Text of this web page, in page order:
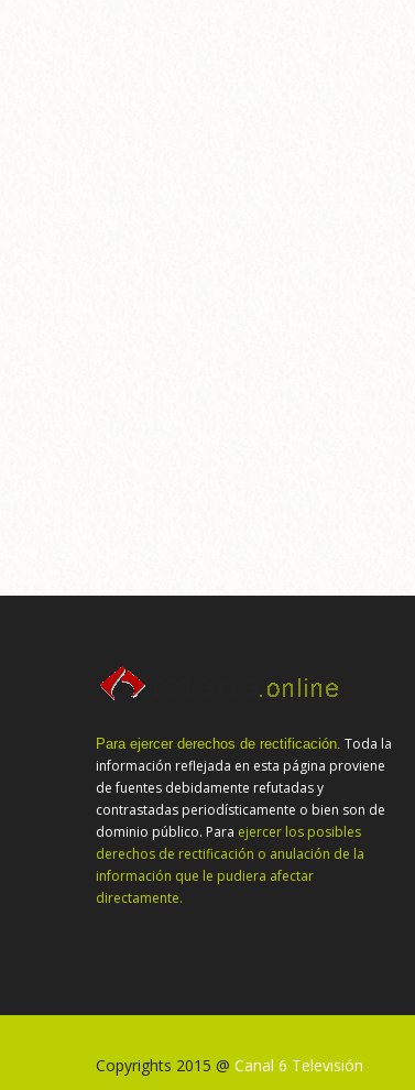
Para ejercer derechos de rectificación. Toda la
información reflejada en esta página proviene
de fuentes debidamente refutadas y
contrastadas periodísticamente o bien son de
dominio público. Para ejercer los posibles
derechos de rectificación o anulación de la
información que le pudiera afectar
directamente.
Copyrights 2015 @ Canal 6 Televisión